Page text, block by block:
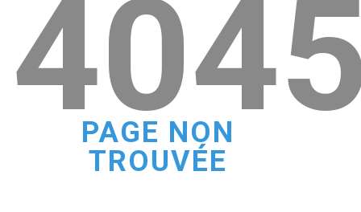
PAGE NON
TROUVÉE